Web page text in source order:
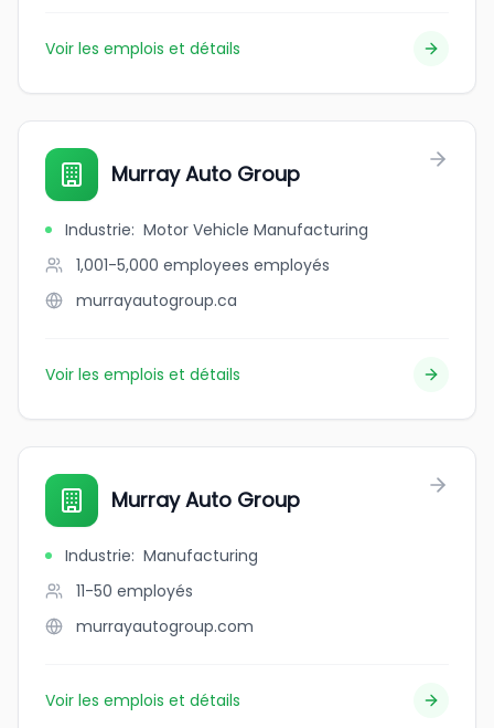
Voir les emplois et détails
Murray Auto Group
Industrie: Motor Vehicle Manufacturing
1,001-5,000 employees employés
murrayautogroup.ca
Voir les emplois et détails
Murray Auto Group
Industrie: Manufacturing
11-50 employés
murrayautogroup.com
Voir les emplois et détails